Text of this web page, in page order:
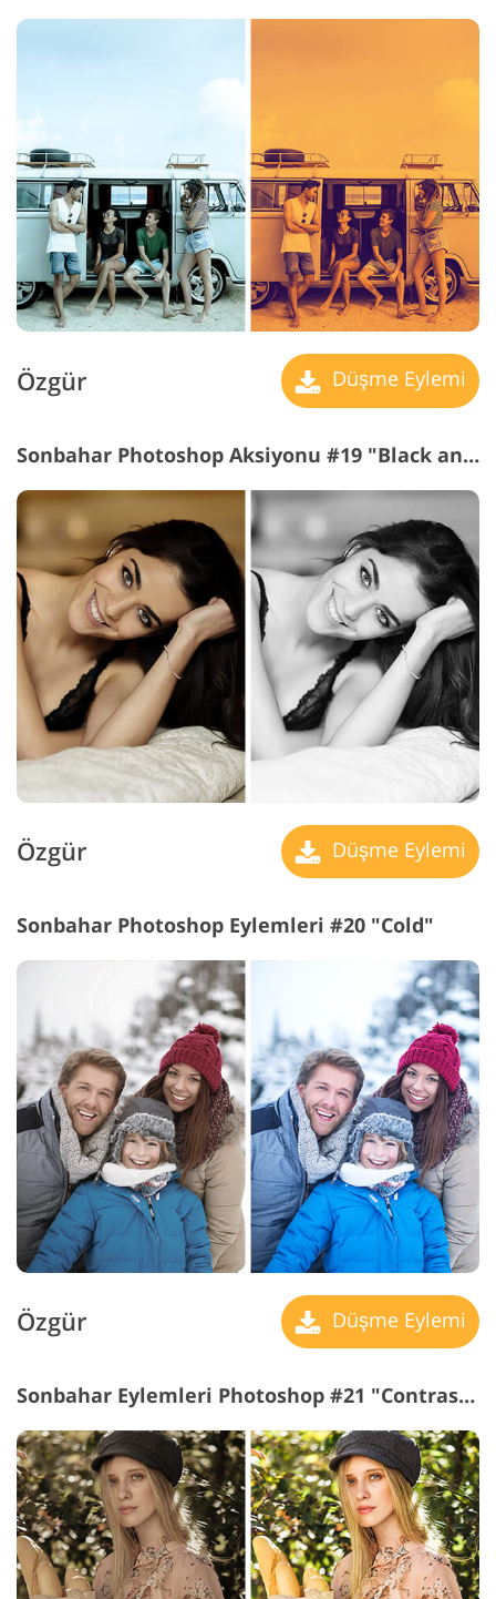
Özgür Düşme Eylemi
Sonbahar Photoshop Aksiyonu #19 "Black and White"
Özgür Düşme Eylemi
Sonbahar Photoshop Eylemleri #20 "Cold"
Özgür Düşme Eylemi
Sonbahar Eylemleri Photoshop #21 "Contrast Green"